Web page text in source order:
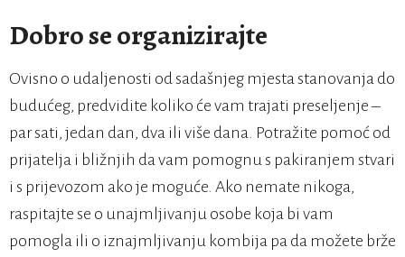
Dobro se organizirajte
Ovisno o udaljenosti od sadašnjeg mjesta stanovanja do
budućeg, predvidite koliko će vam trajati preseljenje –
par sati, jedan dan, dva ili više dana. Potražite pomoć od
prijatelja i bližnjih da vam pomognu s pakiranjem stvari
i s prijevozom ako je moguće. Ako nemate nikoga,
raspitajte se o unajmljivanju osobe koja bi vam
pomogla ili o iznajmljivanju kombija pa da možete brže